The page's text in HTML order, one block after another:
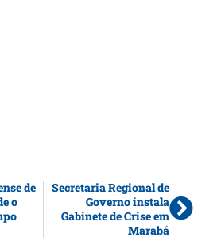
de
o
Secretaria Regional de
Governo instala
Gabinete de Crise em
Marabá